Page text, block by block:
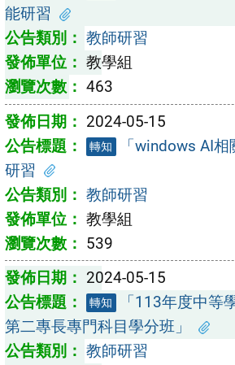
能研習
教師研習
教學組
463
2024-05-15
轉知
「windows AI
研習
教師研習
教學組
539
2024-05-15
轉知
「113年度中等
第二專長專門科目學分班」
教師研習